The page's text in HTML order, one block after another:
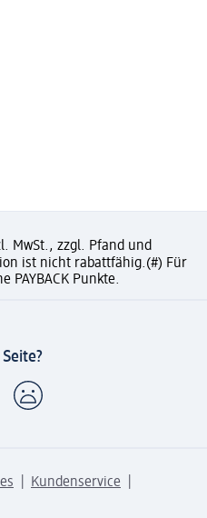
MwSt., zzgl. Pfand und
ist nicht rabattfähig.(#) Für
PAYBACK Punkte.
Kundenservice